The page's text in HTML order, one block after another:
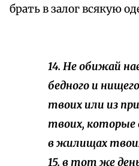
брать в залог всякую
14. Не обижай
бедного и
твоих или из
твоих, которые
в жилищах
15. в тот же